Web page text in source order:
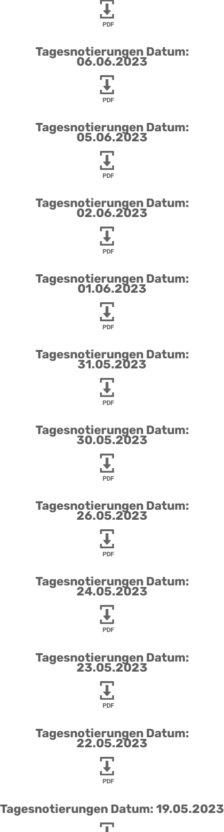
PDF
Tagesnotierungen Datum:
06.06.2023
PDF
Tagesnotierungen Datum:
05.06.2023
PDF
Tagesnotierungen Datum:
02.06.2023
PDF
Tagesnotierungen Datum:
01.06.2023
PDF
Tagesnotierungen Datum:
31.05.2023
PDF
Tagesnotierungen Datum:
30.05.2023
PDF
Tagesnotierungen Datum:
26.05.2023
PDF
Tagesnotierungen Datum:
24.05.2023
PDF
Tagesnotierungen Datum:
23.05.2023
PDF
Tagesnotierungen Datum:
22.05.2023
PDF
Tagesnotierungen Datum: 19.05.2023